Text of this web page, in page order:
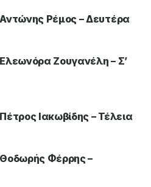
Αντώνης Ρέμος – Δευτέρα
Ελεωνόρα Ζουγανέλη – Σ’
Ιακωβίδης – Τέλεια
Θοδωρής Φέρρης –